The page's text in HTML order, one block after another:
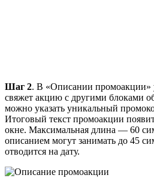
Шаг 2. В «Описании промоакции»
свяжет акцию с другими блоками
можно указать уникальный
Итоговый текст промоакции
окне. Максимальная длина — 60
описанием могут занимать до 45
отводится на дату.